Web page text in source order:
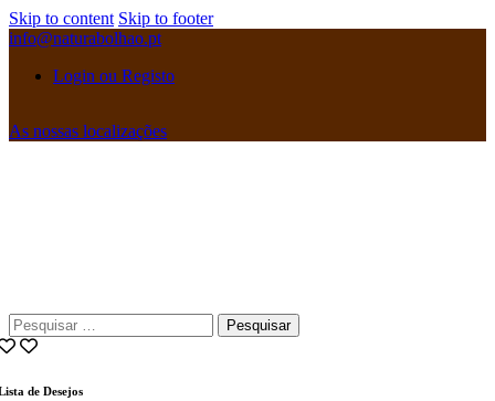
Skip to content Skip to footer
info@naturabolhao.pt
Login ou Registo
As nossas localizações
Pesquisar
por:
de Desejos